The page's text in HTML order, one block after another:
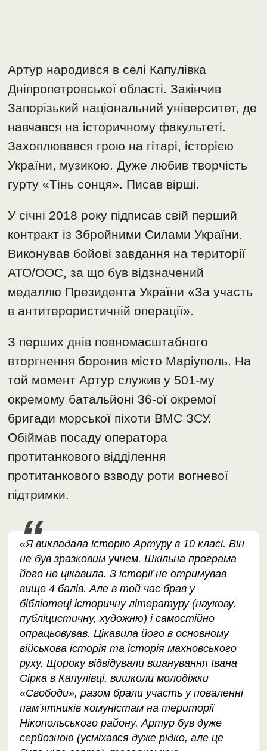
Артур народився в селі Капулівка
Дніпропетровської області. Закінчив
Запорізький національний університет, де
навчався на історичному факультеті.
Захоплювався грою на гітарі, історією
України, музикою. Дуже любив творчість
гурту «Тінь сонця». Писав вірші.
У січні 2018 року підписав свій перший
контракт із Збройними Силами України.
Виконував бойові завдання на території
АТО/ООС, за що був відзначений
медаллю Президента України «За участь
в антитерористичній операції».
З перших днів повномасштабного
вторгнення боронив місто Маріуполь. На
той момент Артур служив у 501-му
окремому батальйоні 36-ої окремої
бригади морської піхоти ВМС ЗСУ.
Обіймав посаду оператора
протитанкового відділення
протитанкового взводу роти вогневої
підтримки.
«Я викладала історію Артуру в 10 класі. Він
не був зразковим учнем. Шкільна програма
його не цікавила. З історії не отримував
вище 4 балів. Але в той час брав у
бібліотеці історичну літературу (наукову,
публіцистичну, художню) і самостійно
опрацьовував. Цікавила його в основному
військова історія та історія махновського
руху. Щороку відвідували вшанування Івана
Сірка в Капулівці, вишколи молодіжки
«Свободи», разом брали участь у поваленні
памʼятників комуністам на території
Нікопольського району. Артур був дуже
серйозною (усміхався дуже рідко, але це